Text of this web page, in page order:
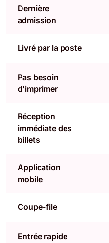
Dernière
admission
Livré par la poste
Pas besoin
d'imprimer
Réception
immédiate des
billets
Application
mobile
Coupe-file
Entrée rapide